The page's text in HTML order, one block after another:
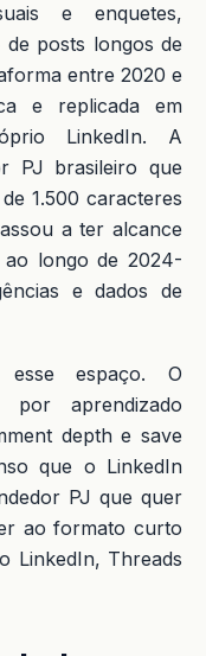
e enquetes,
posts longos de
entre 2020 e
e replicada em
LinkedIn. A
PJ brasileiro que
1.500 caracteres
a ter alcance
longo de 2024-
e dados de
esse espaço. O
por aprendizado
depth e save
que o LinkedIn
PJ que quer
ao formato curto
LinkedIn, Threads